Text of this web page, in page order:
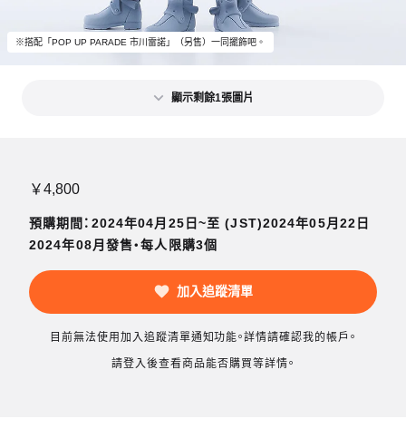
※搭配「POP UP PARADE 市川雷諾」（另售）一同擺飾吧。
顯示剩餘1張圖片
￥4,800
預購期間：2024年04月25日~至 (JST)2024年05月22日
2024年08月發售・每人限購3個
加入追蹤清單
目前無法使用加入追蹤清單通知功能。詳情請確認我的帳戶。
請登入後查看商品能否購買等詳情。